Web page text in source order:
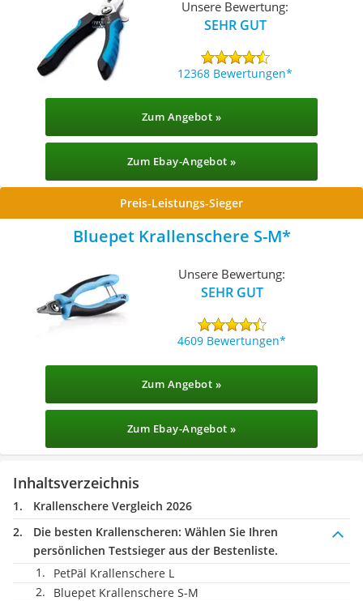
Unsere Bewertung:
SEHR GUT
12368 Bewertungen
Zum Angebot »
Zum Ebay-Angebot »
Preis-Leistungs-Sieger
Bluepet Krallenschere S-M
Unsere Bewertung:
SEHR GUT
4609 Bewertungen
Zum Angebot »
Zum Ebay-Angebot »
Inhaltsverzeichnis
Krallenschere Vergleich 2026
Die besten Krallenscheren: Wählen Sie Ihren
persönlichen Testsieger aus der Bestenliste.
PetPäl Krallenschere L
Bluepet Krallenschere S-M